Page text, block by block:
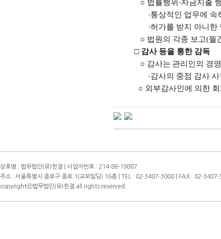
○ 법률행위 ·자금지출
·통상적인 업무에 속
·허가를 받지 아니한
○ 법원의 각종 보고(월
□ 감사 등을 통한 감독
○ 감사는 관리인의 경
·감사의 중점 감사
○ 외부감사인에 의한
상호명 : 법무법인(유)한결 | 사업자번호 : 214-86-19887
주소 : 서울특별시 종로구 종로 1(교보빌딩) 16층 | TEL : 02-3487-3000 | FAX : 02-
copyrightⓒ법무법인(유)한결 all rights reserved.